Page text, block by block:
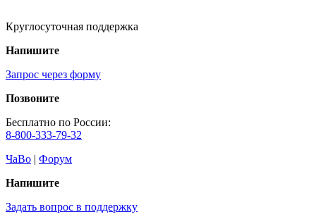
Круглосуточная поддержка
Напишите
Запрос через форму
Позвоните
Бесплатно по России:
8-800-333-79-32
ЧаВо | Форум
Напишите
Задать вопрос в поддержку